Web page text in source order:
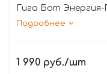
Гига Бот Энергия-
Подробнее
1 990 руб./шт